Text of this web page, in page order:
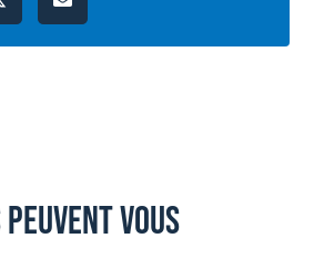
vous